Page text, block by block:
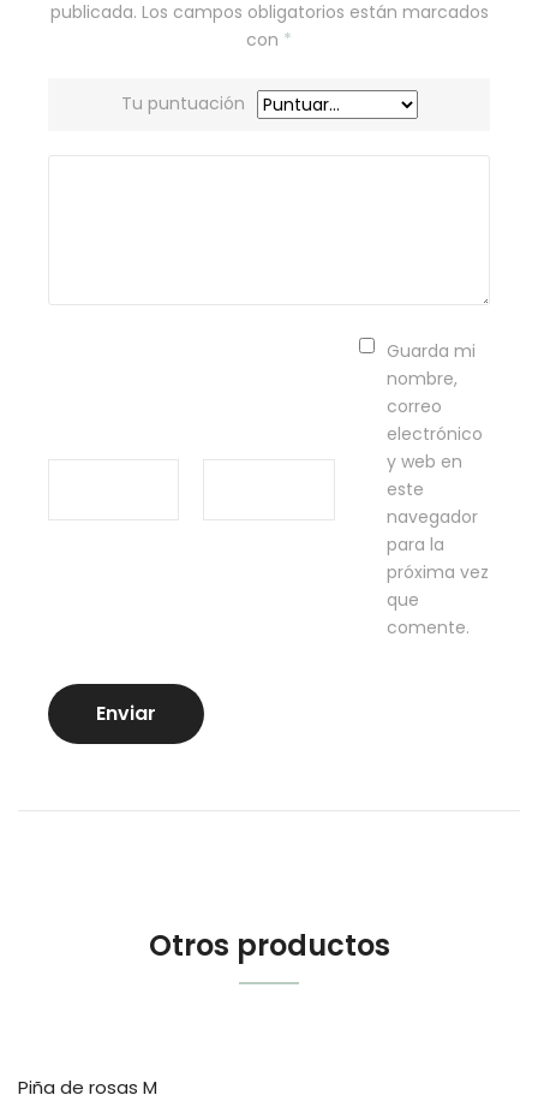
publicada. Los campos obligatorios están marcados
con *
Tu puntuación
Guarda mi
nombre,
correo
electrónico
y web en
este
navegador
para la
próxima vez
que
comente.
Otros productos
Piña de rosas M